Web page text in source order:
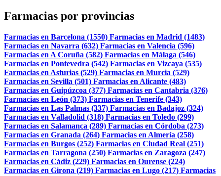
Farmacias por provincias
Farmacias en Barcelona (1550) Farmacias en Madrid (1483)
Farmacias en Navarra (632) Farmacias en Valencia (596)
Farmacias en A Coruña (582) Farmacias en Málaga (546)
Farmacias en Pontevedra (542) Farmacias en Vizcaya (535)
Farmacias en Asturias (529) Farmacias en Murcia (529)
Farmacias en Sevilla (501) Farmacias en Alicante (483)
Farmacias en Guipúzcoa (377) Farmacias en Cantabria (376)
Farmacias en León (373) Farmacias en Tenerife (343)
Farmacias en Las Palmas (337) Farmacias en Badajoz (324)
Farmacias en Valladolid (318) Farmacias en Toledo (299)
Farmacias en Salamanca (289) Farmacias en Córdoba (273)
Farmacias en Granada (264) Farmacias en Almería (258)
Farmacias en Burgos (252) Farmacias en Ciudad Real (251)
Farmacias en Tarragona (250) Farmacias en Zaragoza (247)
Farmacias en Cádiz (229) Farmacias en Ourense (224)
Farmacias en Girona (219) Farmacias en Lugo (217) Farmacias